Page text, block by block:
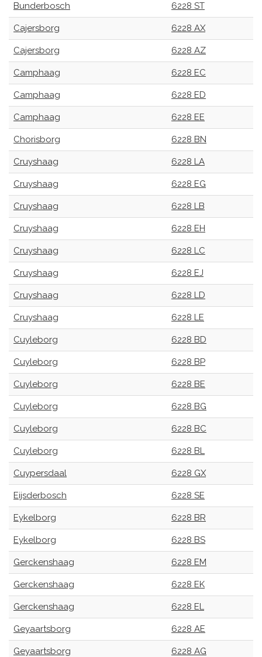
Bunderbosch 6228 ST
Cajersborg 6228 AX
Cajersborg 6228 AZ
Camphaag 6228 EC
Camphaag 6228 ED
Camphaag 6228 EE
Chorisborg 6228 BN
Cruyshaag 6228 LA
Cruyshaag 6228 EG
Cruyshaag 6228 LB
Cruyshaag 6228 EH
Cruyshaag 6228 LC
Cruyshaag 6228 EJ
Cruyshaag 6228 LD
Cruyshaag 6228 LE
Cuyleborg 6228 BD
Cuyleborg 6228 BP
Cuyleborg 6228 BE
Cuyleborg 6228 BG
Cuyleborg 6228 BC
Cuyleborg 6228 BL
Cuypersdaal 6228 GX
Eijsderbosch 6228 SE
Eykelborg 6228 BR
Eykelborg 6228 BS
Gerckenshaag 6228 EM
Gerckenshaag 6228 EK
Gerckenshaag 6228 EL
Geyaartsborg 6228 AE
Geyaartsborg 6228 AG